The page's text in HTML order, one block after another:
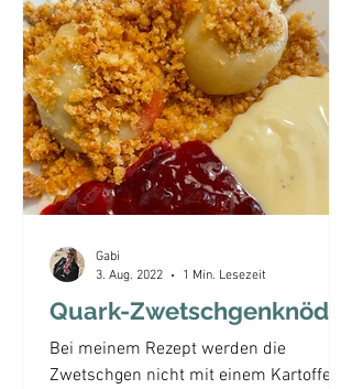
Quark-Zwetschgenknödel
Bei meinem Rezept werden die
Zwetschgen nicht mit einem Kartoffel-,
Gabi
3. Aug. 2022
1 Min. Lesezeit